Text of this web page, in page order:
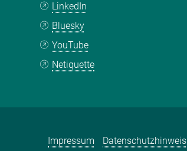
LinkedIn
Bluesky
YouTube
Netiquette
Impressum Datenschutzhinweis